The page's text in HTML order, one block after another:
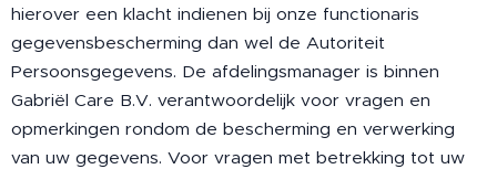
hierover een klacht indienen bij onze functionaris
gegevensbescherming dan wel de Autoriteit
Persoonsgegevens. De afdelingsmanager is binnen
Gabriël Care B.V. verantwoordelijk voor vragen en
opmerkingen rondom de bescherming en verwerking
van uw gegevens. Voor vragen met betrekking tot uw